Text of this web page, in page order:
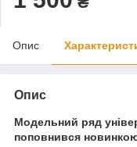
Опис
Опис
Модельний ряд
поповнився